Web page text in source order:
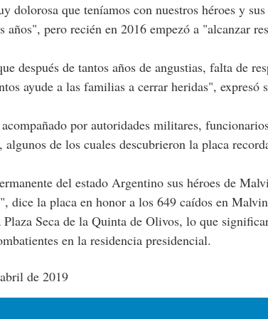
dolorosa que teníamos con nuestros héroes y
años", pero recién en 2016 empezó a "alcanzar
después de tantos años de angustias, falta de
ayude a las familias a cerrar heridas", expresó
por autoridades militares,
algunos de los cuales descubrieron la placa
del estado Argentino sus héroes de
dice la placa en honor a los 649 caídos en
Plaza Seca de la Quinta de Olivos, lo que
en la residencia presidencial.
de 2019